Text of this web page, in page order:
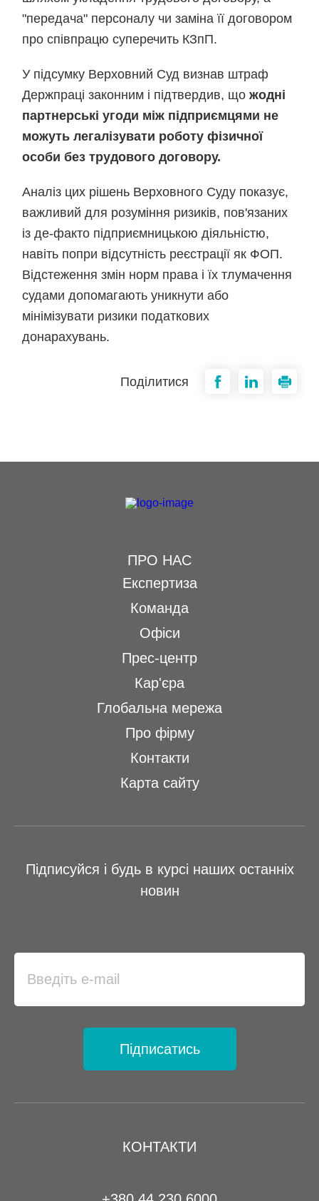
"передача" персоналу чи заміна її договором
про співпрацю суперечить КЗпП.
У підсумку Верховний Суд визнав штраф
Держпраці законним і підтвердив, щожодні
партнерські угоди між підприємцями не
можуть легалізувати роботу фізичної
особи без трудового договору.
Аналіз цих рішень Верховного Суду показує,
важливий для розуміння ризиків, пов'язаних
із де-факто підприємницькою діяльністю,
навіть попри відсутність реєстрації як ФОП.
Відстеження змін норм права і їх тлумачення
судами допомагають уникнути або
мінімізувати ризики податкових
донарахувань.
Поділитися
КОНТАКТИ
ПРО НАС
Експертиза
Команда
Офіси
Прес-центр
Кар'єра
Глобальна мережа
Про фірму
Контакти
Карта сайту
Підписуйся і будь в курсі наших останніх
новин
Підписатись